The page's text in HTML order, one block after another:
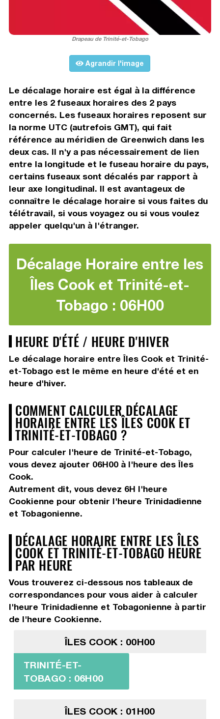
Drapeau de Trinité-et-Tobago
Agrandir l'image
Le décalage horaire est égal à la différence
entre les 2 fuseaux horaires des 2 pays
concernés. Les fuseaux horaires reposent sur
la norme UTC (autrefois GMT), qui fait
référence au méridien de Greenwich dans les
deux cas. Il n'y a pas nécessairement de lien
entre la longitude et le fuseau horaire du pays,
certains fuseaux sont décalés par rapport à
leur axe longitudinal. Il est avantageux de
connaître le décalage horaire si vous faites du
télétravail, si vous voyagez ou si vous voulez
appeler quelqu'un à l'étranger.
Décalage Horaire entre les
Îles Cook et Trinité-et-
Tobago : 06H00
HEURE D'ÉTÉ / HEURE D'HIVER
Le décalage horaire entre Îles Cook et Trinité-
et-Tobago est le même en heure d'été et en
heure d'hiver.
COMMENT CALCULER DÉCALAGE
HORAIRE ENTRE LES ÎLES COOK ET
TRINITÉ-ET-TOBAGO ?
Pour calculer l'heure de Trinité-et-Tobago,
vous devez ajouter 06H00à l'heure des Îles
Cook.
Autrement dit, vous devez 6H l'heure
Cookienne pour obtenir l'heure Trinidadienne
et Tobagonienne.
DÉCALAGE HORAIRE ENTRE LES ÎLES
COOK ET TRINITÉ-ET-TOBAGO HEURE
PAR HEURE
Vous trouverez ci-dessous nos tableaux de
correspondances pour vous aider à calculer
l'heure Trinidadienne et Tobagonienne à partir
de l'heure Cookienne.
ÎLES COOK : 00H00
TRINITÉ-ET-
TOBAGO : 06H00
ÎLES COOK : 01H00